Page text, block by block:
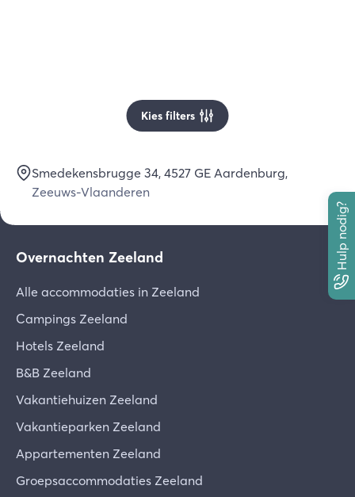
Hulp nodig?
Kies filters
Smedekensbrugge 34, 4527 GE Aardenburg,
Zeeuws-Vlaanderen
Overnachten Zeeland
Alle accommodaties in Zeeland
Campings Zeeland
Hotels Zeeland
B&B Zeeland
Vakantiehuizen Zeeland
Vakantieparken Zeeland
Appartementen Zeeland
Groepsaccommodaties Zeeland